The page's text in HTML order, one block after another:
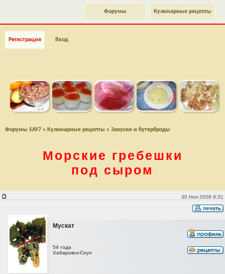
Кулинарные рецепты
Форумы
Регистрация Вход
Форумы SAY7 » Кулинарные рецепты » Закуски и бутерброды
Морские гребешки
под сыром
30 Ноя 2008 9:31
Мускат
54 года
Хабаровск-Сеул